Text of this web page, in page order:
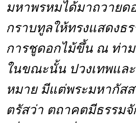
มหาพรหมได้มาถวายด
กราบทูลให้ทรงแสดงธ
การชูดอกไม้ขึ้น ณ ท่า
ในขณะนั้น ปวงเทพแล
หมาย มีแต่พระมหากัส
ตรัสว่า ตถาคตมีธรรม